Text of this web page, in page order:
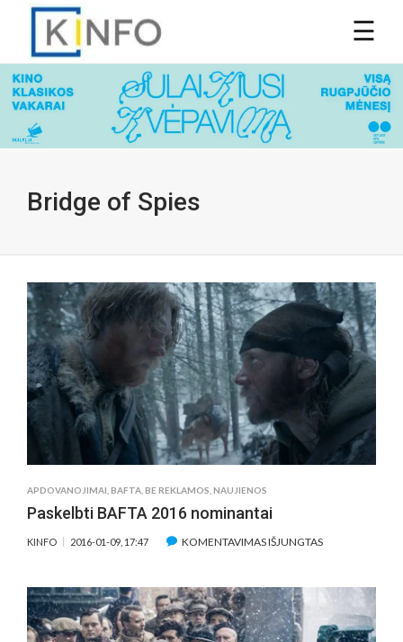
Bridge of Spies
APDOVANOJIMAI BAFTA BE REKLAMOS NAUJIENOS
Paskelbti BAFTA 2016 nominantai
KINFO 2016-01-09, 17:47 KOMENTAVIMAS IŠJUNGTASĮRAŠE
NOMINANTAI